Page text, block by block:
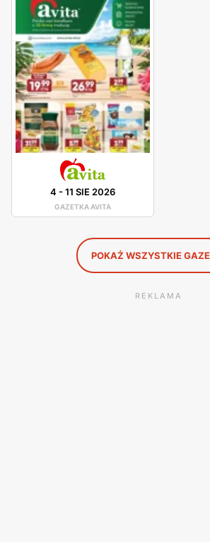
świeżym mięsem. Na półkach sklepu
świeże wypieki. Sklepy Avita posiadają
której dostarczają produkty do swoich
Avita - promocje
Avita posiada własne gazetki
publikuje obowiązujące się rabaty i
produkcji pieczywa i wędlin, produkty z
zakupić w bardzo dobrych cenach.
wybór artykułów w atrakcyjnych
dostępne okazyjne produkty oraz
4 -11 SIE 2026
GAZETKA AVITA
POKAŻ WSZYSTKIE
REKLAMA